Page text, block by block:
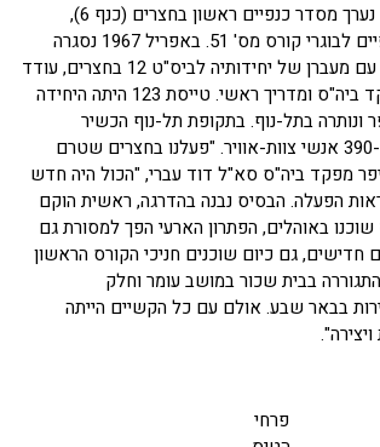
ב-10 בנובמבר 1966 נערך מסדר כנפיים ראשון בחצרים (כנף 6),
במסגרתו הוענקו כנפיים לבוגרי קורס מס' 51. באפריל 1967 נסגרה
יחידה 140 בתל-נוף, עם מעברן של יחידותיה לביס"ט 12 בחצרים, עודד
מרום מונה לסגן מפקד ביה"ס ומדריך ראשי. טייסת 123 היתה היחידה
ונותרה בתל-נוף. בתקופת תל-נוף הכשיר
בית-הספר למעלה מ-390 אנשי צוות-אוויר. "פעלנו בחצרים שטרם
מפקד ביה"ס סא"ל דוד עברי, "הכול היה חדש
הפעלה. הבסיס נבנה בהדרגה, ראשית הוקם
באוהלים, הפתרון הארעי הפך למסורת גם
חדישים, גם כיום שוכנים חניכי הקורס הראשון
בבית שכור במושב עומר וחלק
בבאר שבע. אולם עם כל הקשיים הייתה
פרחי